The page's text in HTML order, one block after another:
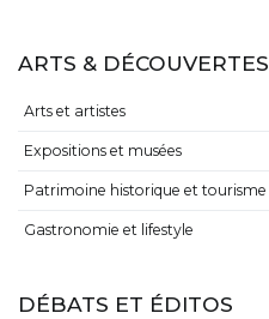
ARTS & DÉCOUVERTES
Arts et artistes
Expositions et musées
Patrimoine historique et tourisme
Gastronomie et lifestyle
DÉBATS ET ÉDITOS